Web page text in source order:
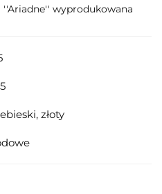
''Ariadne'' wyprodukowana
złoty